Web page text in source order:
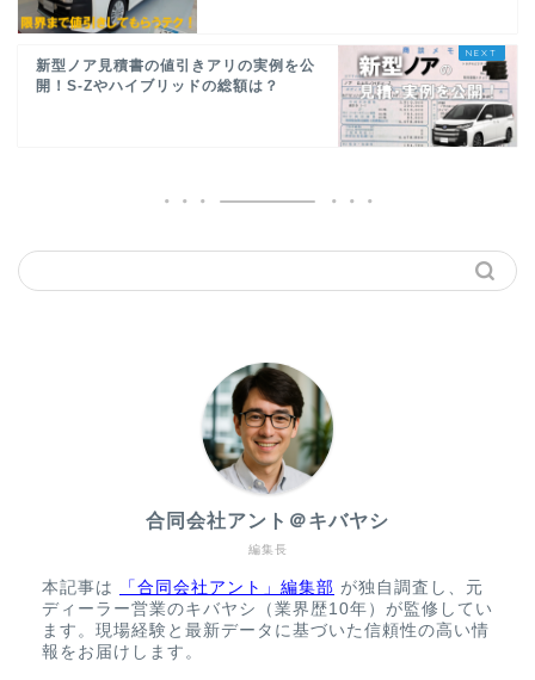
新型ノア見積書の値引きアリの実例を公
開！S-Zやハイブリッドの総額は？
編集長
合同会社アント＠キバヤシ
本記事は 「合同会社アント」編集部 が独自調査し、元
ディーラー営業のキバヤシ（業界歴10年）が監修してい
ます。現場経験と最新データに基づいた信頼性の高い情
報をお届けします。